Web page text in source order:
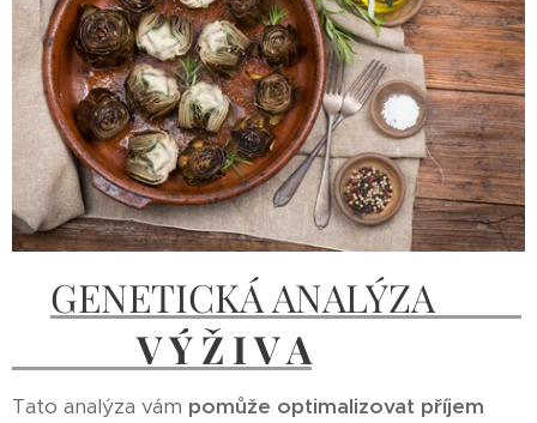
GENETICKÁ ANALÝZA
V Ý Ž I V A
Tato analýza vám pomůže optimalizovat příjem